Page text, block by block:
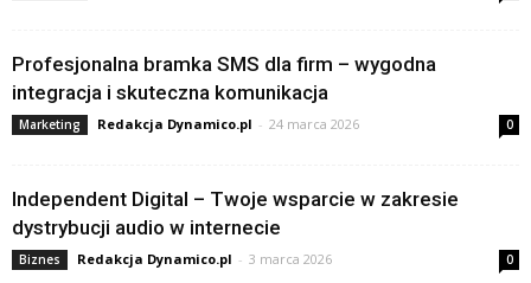
Profesjonalna bramka SMS dla firm – wygodna
integracja i skuteczna komunikacja
Marketing Redakcja Dynamico.pl - 24 marca 2026 0
Independent Digital – Twoje wsparcie w zakresie
dystrybucji audio w internecie
Biznes Redakcja Dynamico.pl - 3 marca 2026 0